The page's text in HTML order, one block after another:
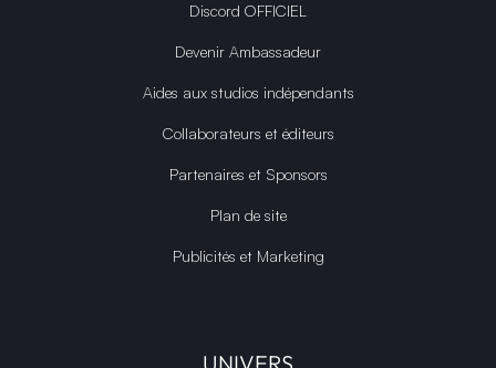
Discord OFFICIEL
Devenir Ambassadeur
Aides aux studios indépendants
Collaborateurs et éditeurs
Partenaires et Sponsors
Plan de site
Publicités et Marketing